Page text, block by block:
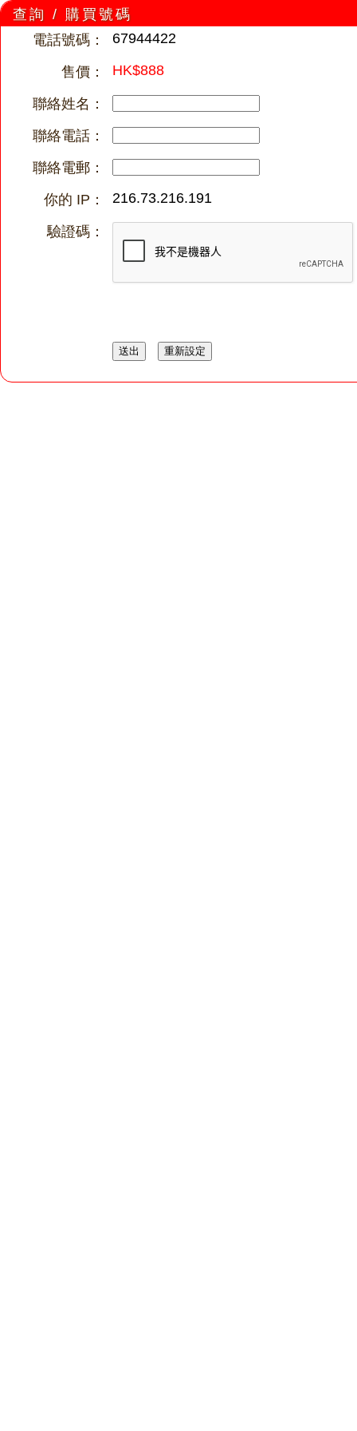
查詢 / 購買號碼
電話號碼：
67944422
售價： HK$888
聯絡姓名：
聯絡電話：
聯絡電郵：
你的 IP：
216.73.216.191
驗證碼：